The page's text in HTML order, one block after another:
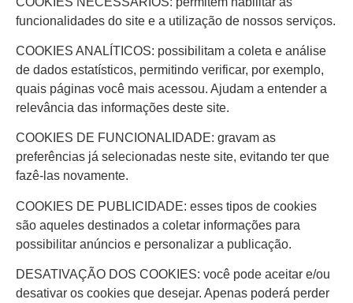
funcionalidades do site e a utilização de nossos serviços.
COOKIES ANALÍTICOS: possibilitam a coleta e análise
de dados estatísticos, permitindo verificar, por exemplo,
quais páginas você mais acessou. Ajudam a entender a
relevância das informações deste site.
COOKIES DE FUNCIONALIDADE: gravam as
preferências já selecionadas neste site, evitando ter que
fazê-las novamente.
COOKIES DE PUBLICIDADE: esses tipos de cookies
são aqueles destinados a coletar informações para
possibilitar anúncios e personalizar a publicação.
DESATIVAÇÃO DOS COOKIES: você pode aceitar e/ou
desativar os cookies que desejar. Apenas poderá perder